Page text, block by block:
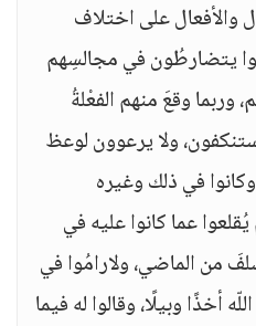
والأفعال على اختلاف
يتضارطُون في مجالسِهم
وقعَ منهم الفعْلةُ
ولا يرعوون لوعظ
في ذلك وغيره
عما كانوا عليه في
من الماضي، ولارامُوا في
أخذًا وبيلًا، وقالوا له فيما